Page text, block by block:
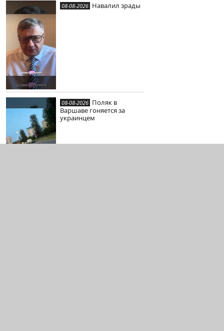
08-08-2026 Навалил зрады
08-08-2026 Поляк в
Варшаве гоняется за
украинцем